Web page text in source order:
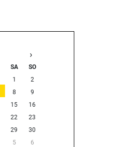
›
SA
SO
1
2
8
9
15
16
22
23
29
30
5 6